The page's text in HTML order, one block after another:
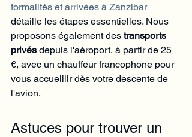
formalités et arrivées à Zanzibar
détaille les étapes essentielles. Nous
proposons également des transports
privés depuis l'aéroport, à partir de 25
€, avec un chauffeur francophone pour
vous accueillir dès votre descente de
l'avion.
Astuces pour trouver un